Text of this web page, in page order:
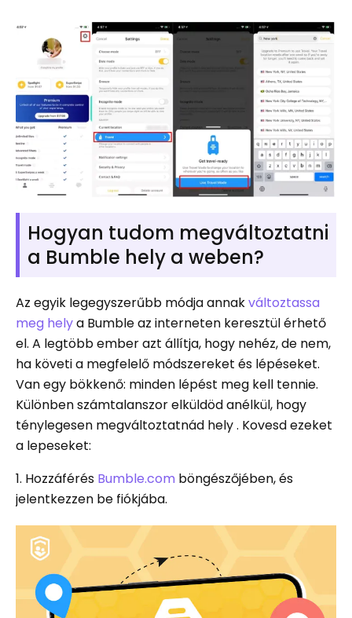
Hogyan tudom megváltoztatni
a Bumble hely a weben?
Az egyik legegyszerűbb módja annakváltoztassa
meg helya Bumble az interneten keresztül érhető
el. A legtöbb ember azt állítja, hogy nehéz, de nem,
ha követi a megfelelő módszereket és lépéseket.
Van egy bökkenő: minden lépést meg kell tennie.
Különben számtalanszor elküldöd anélkül, hogy
ténylegesen megváltoztatnád hely . Kovesd ezeket
a lepeseket:
1. Hozzáférés Bumble.com böngészőjében, és
jelentkezzen be fiókjába.